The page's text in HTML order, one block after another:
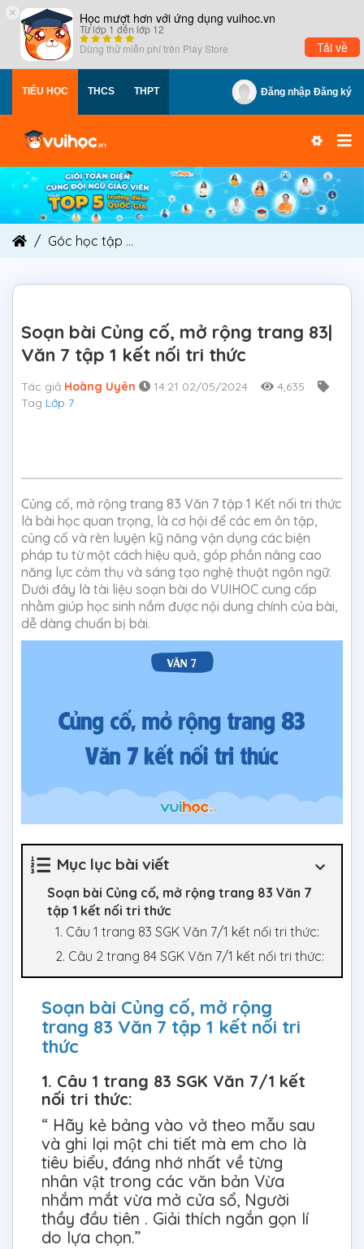
× Học mượt hơn với ứng dụng vuihoc.vn
Từ lớp 1 đến lớp 12
Dùng thử miễn phí trên Play Store Tải về
TIỂU HỌC THCS THPT Đăng nhập Đăng ký
Góc học tập
Soạn bài Củng cố, mở rộng trang 83|
Văn 7 tập 1 kết nối tri thức
Tác giả Hoàng Uyên 14:21 02/05/2024
4,635
Tag Lớp 7
Củng cố, mở rộng trang 83 Văn 7 tập 1 Kết nối tri thức
là bài học quan trọng, là cơ hội để các em ôn tập,
củng cố và rèn luyện kỹ năng vận dụng các biện
pháp tu từ một cách hiệu quả, góp phần nâng cao
năng lực cảm thụ và sáng tạo nghệ thuật ngôn ngữ.
Dưới đây là tài liệu soạn bài do VUIHOC cung cấp
nhằm giúp học sinh nắm được nội dung chính của bài,
dễ dàng chuẩn bị bài.
Mục lục bài viết
Soạn bài Củng cố, mở rộng trang 83 Văn 7
tập 1 kết nối tri thức
1. Câu 1 trang 83 SGK Văn 7/1 kết nối tri thức:
2. Câu 2 trang 84 SGK Văn 7/1 kết nối tri thức:
Soạn bài Củng cố, mở rộng
trang 83 Văn 7 tập 1 kết nối tri
thức
1. Câu 1 trang 83 SGK Văn 7/1 kết
nối tri thức:
“ Hãy kẻ bảng vào vở theo mẫu sau
và ghi lại một chi tiết mà em cho là
tiêu biểu, đáng nhớ nhất về từng
nhân vật trong các văn bản Vừa
nhắm mắt vừa mở cửa sổ, Người
thầy đầu tiên . Giải thích ngắn gọn lí
do lựa chọn.”